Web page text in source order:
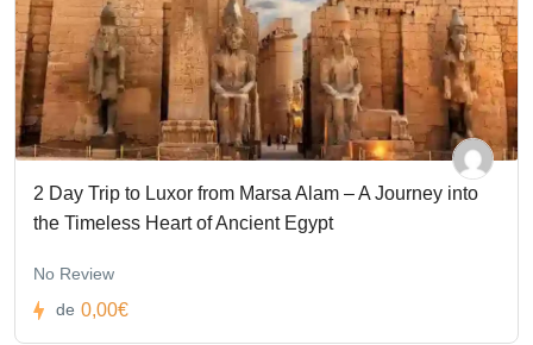
2 Day Trip to Luxor from Marsa Alam – A Journey into
the Timeless Heart of Ancient Egypt
No Review
de 0,00€